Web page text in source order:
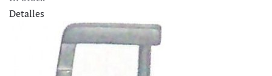
Detalles